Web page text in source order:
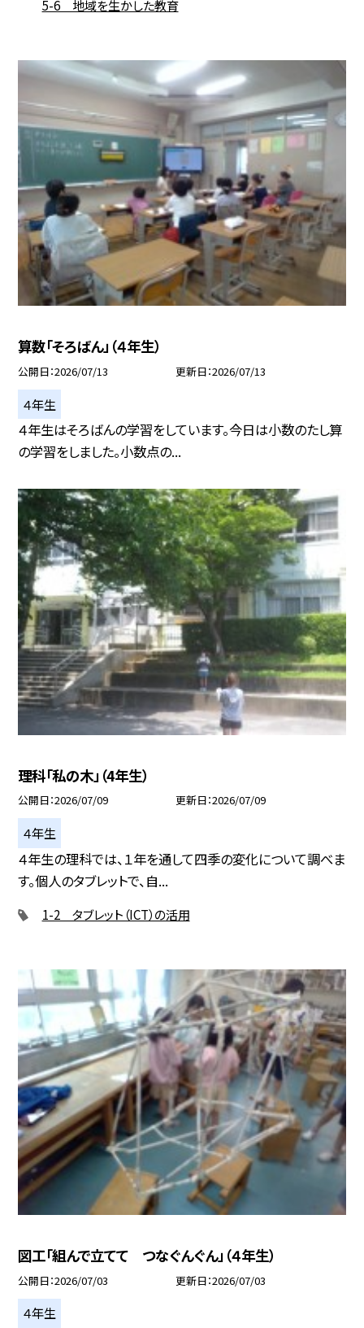
5-6 地域を生かした教育
算数「そろばん」（４年生）
公開日 2026/07/13 更新日 2026/07/13
４年生
４年生はそろばんの学習をしています。今日は小数のたし算
の学習をしました。小数点の...
理科「私の木」（4年生）
公開日 2026/07/09 更新日 2026/07/09
４年生
４年生の理科では、１年を通して四季の変化について調べま
す。個人のタブレットで、自...
1-2 タブレット（ICT）の活用
図工「組んで立てて つなぐんぐん」（４年生）
公開日 2026/07/03 更新日 2026/07/03
４年生